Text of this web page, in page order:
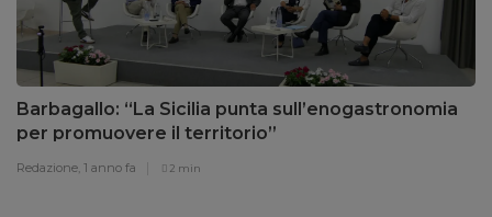
Barbagallo: “La Sicilia punta sull’enogastronomia
per promuovere il territorio”
Redazione, 1 anno fa 2 min